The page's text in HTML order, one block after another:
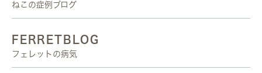
ねこの症例ブログ
FERRETBLOG
フェレットの病気